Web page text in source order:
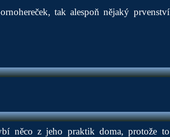
tak alespoň nějaký prvenství
něco z jeho praktik doma, protože to